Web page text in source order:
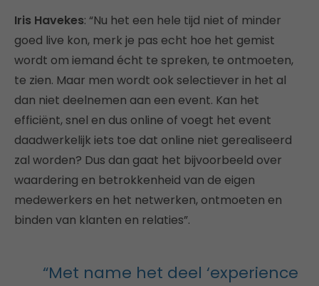
Iris Havekes: “Nu het een hele tijd niet of minder
goed live kon, merk je pas echt hoe het gemist
wordt om iemand écht te spreken, te ontmoeten,
te zien. Maar men wordt ook selectiever in het al
dan niet deelnemen aan een event. Kan het
efficiënt, snel en dus online of voegt het event
daadwerkelijk iets toe dat online niet gerealiseerd
zal worden? Dus dan gaat het bijvoorbeeld over
waardering en betrokkenheid van de eigen
medewerkers en het netwerken, ontmoeten en
binden van klanten en relaties”.
“Met name het deel ‘experience